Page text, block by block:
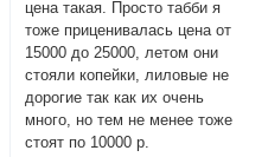
цена такая. Просто табби я
тоже приценивалась цена от
15000 до 25000, летом они
стояли копейки, лиловые не
дорогие так как их очень
много, но тем не менее тоже
стоят по 10000 р.